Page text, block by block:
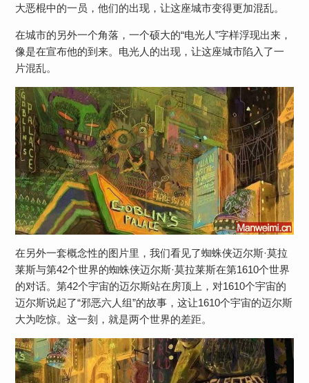
大恶棍中的一员，他们的出现，让这座城市变得更加混乱。
在城市的另外一个角落，一个硕大的“电光人”字样浮现出来，
像是在宣布他的到来。电光人的出现，让这座城市陷入了一
片混乱。
在另外一套概念性的图片里，我们看见了蜘蛛侠迈尔斯·莫拉
莱斯与第42个世界的蜘蛛侠迈尔斯·莫拉莱斯在第1610个世界
的对话。第42个宇宙的迈尔斯站在房顶上，对1610个宇宙的
迈尔斯说起了“邪恶六人组”的故事，这让1610个宇宙的迈尔斯
大为吃惊。这一刻，就是两个世界的差距。